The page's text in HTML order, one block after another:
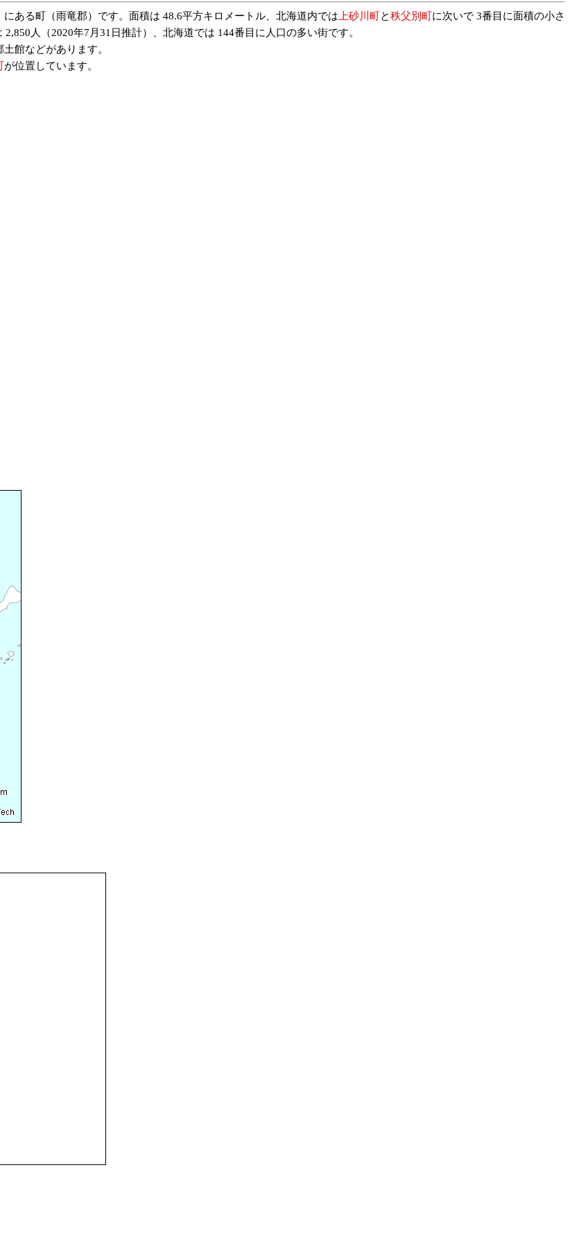
にある町（雨竜郡）です。面積は 48.6平方キロメートル、北海道内では 上砂川町と秩父別町に次いで 3番目に面積の小さ
人（2020年7月31日推計）、北海道では 144番目に人口の多い街です。
館などがあります。
が位置しています。